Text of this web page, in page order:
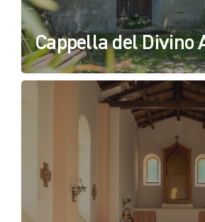
Cappella del Divino